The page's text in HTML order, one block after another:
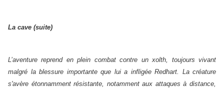
La cave (suite)
L’aventure reprend en plein combat contre un xolth, toujours vivant
malgré la blessure importante que lui a infligée Redhart. La créature
s'avère étonnamment résistante, notamment aux attaques à distance,